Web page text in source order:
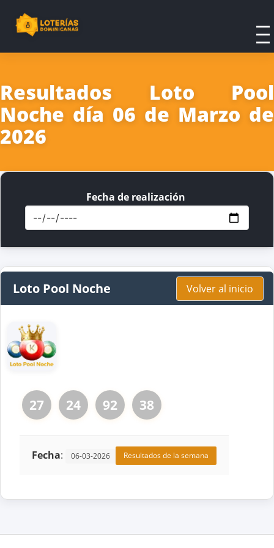
Resultados Loto Pool
Noche día 06 de Marzo de
2026
Fecha de realización
Loto Pool Noche Volver al inicio
27 24 92 38
Fecha: 06-03-2026 Resultados de la semana